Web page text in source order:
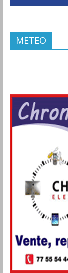
METEO